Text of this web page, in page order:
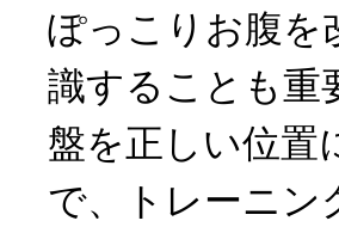
ぽっこりお腹を
識することも重
盤を正しい位置
で、トレーニン